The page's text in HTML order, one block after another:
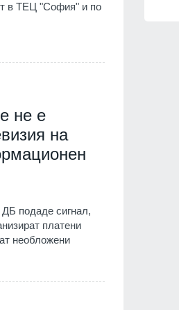
в ТЕЦ "София" и по
не е
на
ДБ подаде сигнал,
платени
необложени